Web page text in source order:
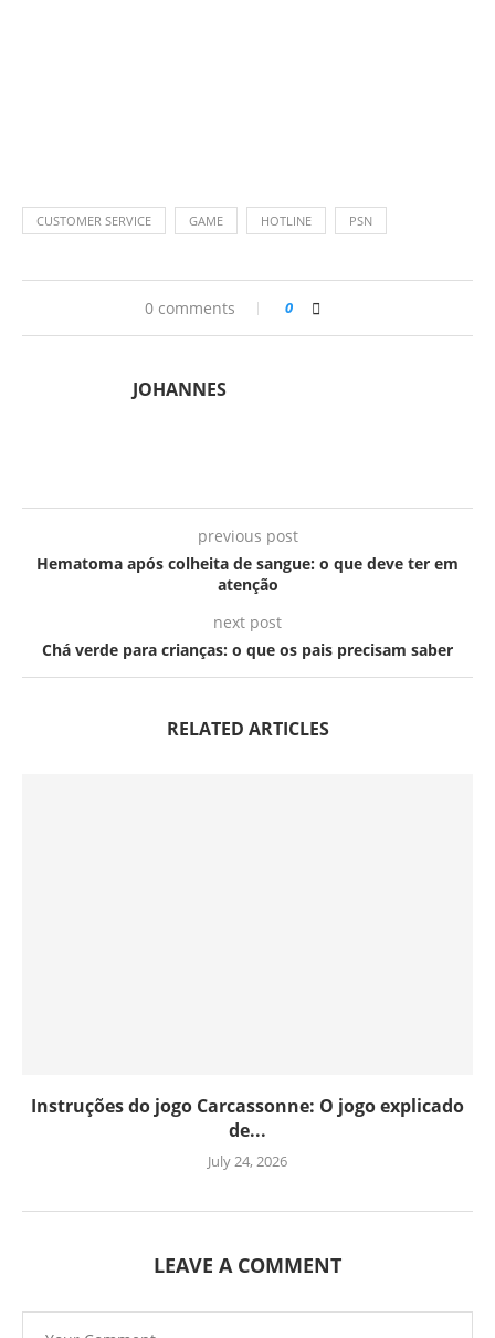
CUSTOMER SERVICE GAME HOTLINE PSN
0 comments 0
JOHANNES
previous post
Hematoma após colheita de sangue: o que deve ter em
atenção
next post
Chá verde para crianças: o que os pais precisam saber
RELATED ARTICLES
Instruções do jogo Carcassonne: O jogo explicado
de...
July 24, 2026
LEAVE A COMMENT